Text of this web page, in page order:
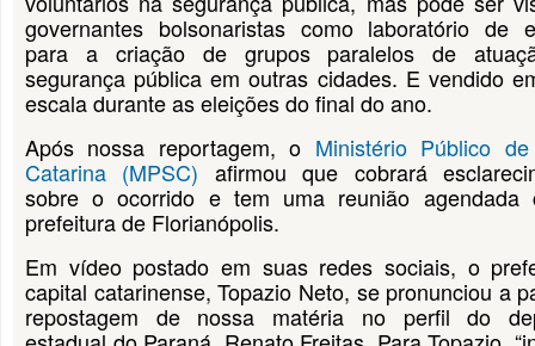
governantes bolsonaristas como laboratório de
para a criação de grupos paralelos de
segurança pública em outras cidades. E vendido
escala durante as eleições do final do ano.
Após nossa reportagem, o Ministério Público
Catarina (MPSC) afirmou que cobrará
sobre o ocorrido e tem uma reunião agendada
prefeitura de Florianópolis.
Em vídeo postado em suas redes sociais, o
capital catarinense, Topazio Neto, se pronunciou a
repostagem de nossa matéria no perfil do